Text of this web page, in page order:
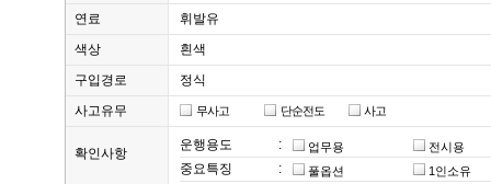
연료
휘발유
색상
흰색
구입경로
정식
사고유무
무사고 단순전도 사고
확인사항
운행용도 : 업무용 전시용
중요특징 : 풀옵션 1인소유